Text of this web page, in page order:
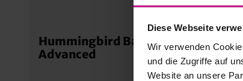
Diese Webseite
Wir verwenden
und die Zugriffe auf
Website an unsere
Hummingbird Basic
Advanced